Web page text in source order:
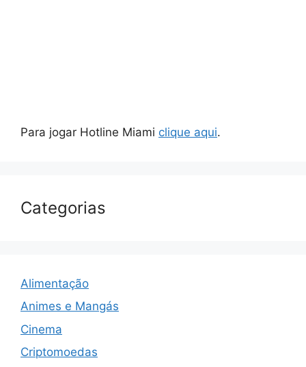
Para jogar Hotline Miami clique aqui.
Categorias
Alimentação
Animes e Mangás
Cinema
Criptomoedas